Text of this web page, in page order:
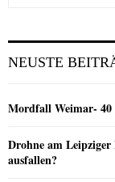
NEUSTE
Mordfall Weimar-
Drohne am
ausfallen?